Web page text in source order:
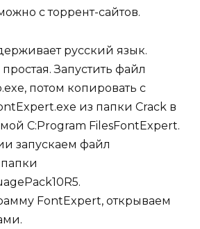
с торрент-сайтов.
русский язык.
Запустить файл
потом копировать с
из папки Crack в
C:Program FilesFontExpert.
запускаем файл
FontExpert, открываем